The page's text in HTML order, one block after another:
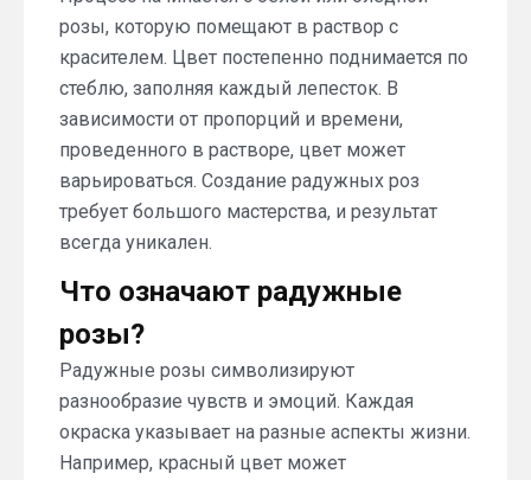
розы, которую помещают в раствор с
красителем. Цвет постепенно поднимается по
стеблю, заполняя каждый лепесток. В
зависимости от пропорций и времени,
проведенного в растворе, цвет может
варьироваться. Создание радужных роз
требует большого мастерства, и результат
всегда уникален.
Что означают радужные
розы?
Радужные розы символизируют
разнообразие чувств и эмоций. Каждая
окраска указывает на разные аспекты жизни.
Например, красный цвет может